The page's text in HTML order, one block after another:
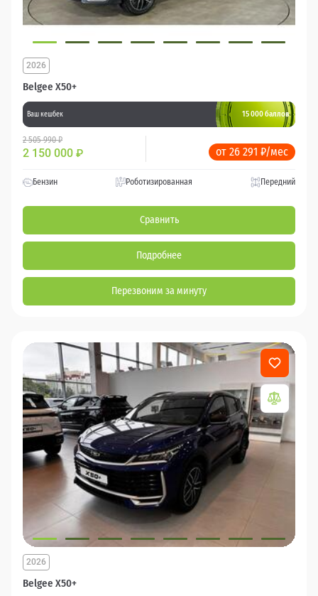
Belgee X50+
2026
Ваш кешбек 15 000 баллов
2 505 990 ₽
2 150 000 ₽ от 26 291 ₽/мес
Бензин Роботизированная Передний
Сравнить
Подробнее
Перезвоним за минуту
Belgee X50+
2026